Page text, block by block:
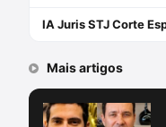
IA Juris STJ Corte
Mais artigos